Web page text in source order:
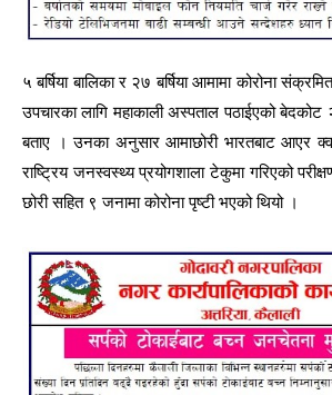
५ बर्षिया बालिका र २७ बर्षिया आमामा कोरोना
उपचारका लागि महाकाली अस्पताल पठाईएको
बताए । उनका अनुसार आमाछोरी भारतबाट आएर
राष्ट्रिय जनस्वस्थ्य प्रयोगशाला टेकुमा गरिएको
छोरी सहित ९ जनामा कोरोना पृष्टी भएको थियो ।